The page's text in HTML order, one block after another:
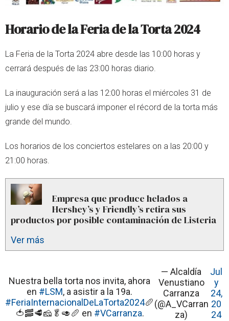
Horario de la Feria de la Torta 2024
La Feria de la Torta 2024 abre desde las 10:00 horas y
cerrará después de las 23:00 horas diario.
La inauguración será a las 12:00 horas el miércoles 31 de
julio y ese día se buscará imponer el récord de la torta más
grande del mundo.
Los horarios de los conciertos estelares on a las 20:00 y
21:00 horas.
Empresa que produce helados a
Hershey’s y Friendly’s retira sus
productos por posible contaminación de Listeria
Ver más
Nuestra bella torta nos invita, ahora
en #LSM, a asistir a la 19a.
#FeriaInternacionalDeLaTorta2024🥖
🍅🥓🥩🧀🥬🥑🥖 en #VCarranza.
— Alcaldía
Venustiano
Carranza
(@A_VCarran
za)
Jul
y
24,
20
24